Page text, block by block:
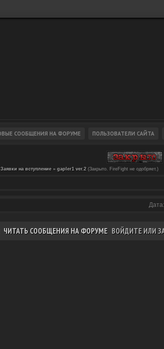
Заявки на вступление » gapler1 ver.2 (Закрыто. FireFight не одобряет.)
ЧИТАТЬ СООБЩЕНИЯ НА ФОРУМЕ ВОЙДИТЕ ИЛИ